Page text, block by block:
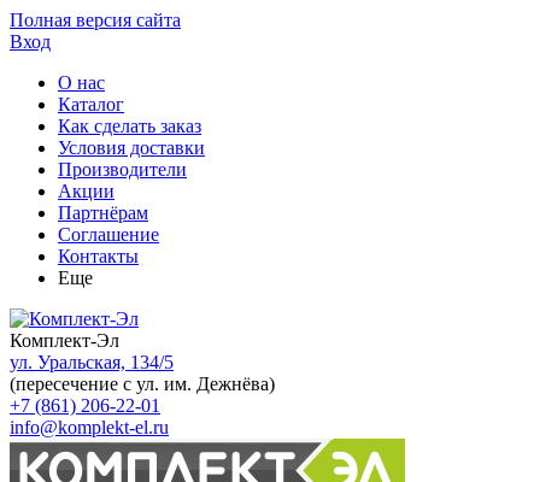
Полная версия сайта
Вход
О нас
Каталог
Как сделать заказ
Условия доставки
Производители
Акции
Партнёрам
Соглашение
Контакты
Еще
Комплект-Эл
ул. Уральская, 134/5
(пересечение с ул. им. Дежнёва)
+7 (861) 206-22-01
info@komplekt-el.ru